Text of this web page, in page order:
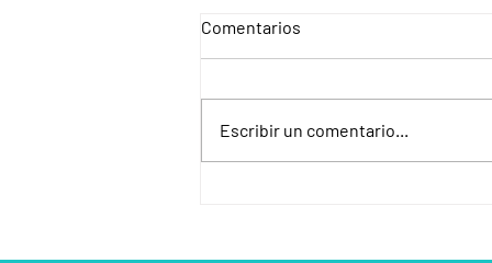
Comentarios
Escribir un comentario...